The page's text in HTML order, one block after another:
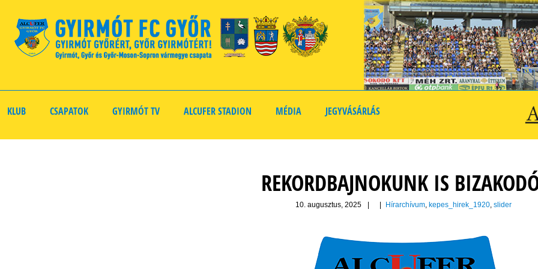
KLUB CSAPATOK GYIRMÓT TV ALCUFER STADION MÉDIA JEGYVÁSÁRLÁS
REKORDBAJNOKUNK IS
10. augusztus, 2025 Hírarchívum, kepes_hirek_1920, slider